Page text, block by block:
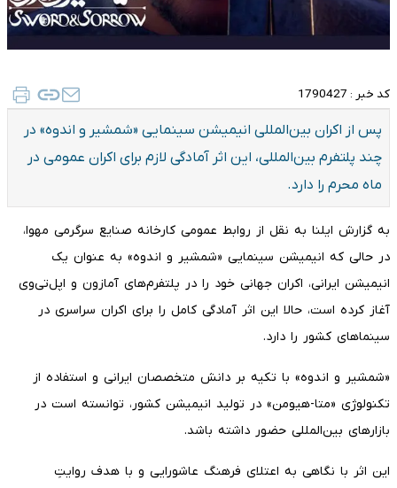
کد خبر : 1790427
پس از اکران بین‌المللی انیمیشن سینمایی «شمشیر و اندوه» در
چند پلتفرم بین‌المللی، این اثر آمادگی لازم برای اکران عمومی در
ماه محرم را دارد.
به گزارش ایلنا به نقل از روابط عمومی کارخانه صنایع سرگرمی مهوا،
در حالی که انیمیشن سینمایی «شمشیر و اندوه» به عنوان یک
انیمیشن ایرانی، اکران جهانی خود را در پلتفرم‌های آمازون و اپل‌تی‌وی
آغاز کرده است، حالا این اثر آمادگی کامل را برای اکران سراسری در
سینماهای کشور را دارد.
«شمشیر و اندوه» با تکیه بر دانش متخصصان ایرانی و استفاده از
تکنولوژی «متا-هیومن» در تولید انیمیشن کشور، توانسته است در
بازارهای بین‌المللی حضور داشته باشد.
این اثر با نگاهی به اعتلای فرهنگ عاشورایی و با هدف روایتِ